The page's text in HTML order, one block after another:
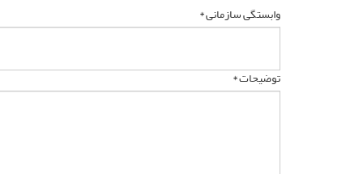
وابستگی سازمانی *
توضیحات *